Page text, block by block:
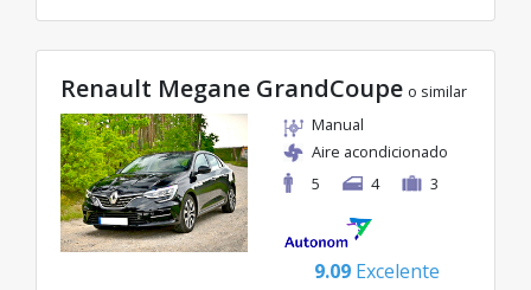
Renault Megane GrandCoupe o similar
Manual
Aire acondicionado
5
4 3
9.09 Excelente